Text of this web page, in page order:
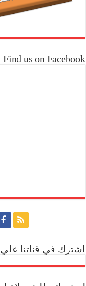
Find us on Facebook
اشترك في قناتنا علي